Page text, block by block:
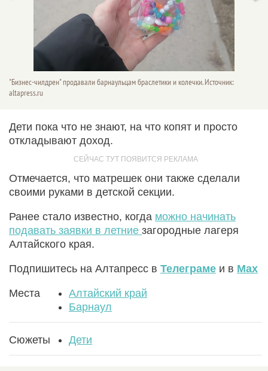
"Бизнес-чилдрен" продавали барнаульцам браслетики и колечки. Источник:
altapress.ru
Дети пока что не знают, на что копят и просто
откладывают доход.
Отмечается, что матрешек они также сделали
своими руками в детской секции.
Ранее стало известно, когда можно начинать
подавать заявки в летние загородные лагеря
Алтайского края.
Подпишитесь на Алтапресс в Телеграме и в Max
Места
Алтайский край
Барнаул
Сюжеты Дети